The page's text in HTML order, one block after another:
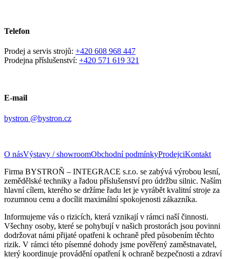
Telefon
Prodej a servis strojů: +420 608 968 447
Prodejna příslušenství: +420 571 619 321
E-mail
bystron @bystron.cz
O násVýstavy / showroomObchodní podmínkyProdejciKontakt
Firma BYSTROŇ – INTEGRACE s.r.o. se zabývá výrobou lesní,
zemědělské techniky a řadou příslušenství pro údržbu silnic. Naším
hlavní cílem, kterého se držíme řadu let je vyrábět kvalitní stroje za
rozumnou cenu a docílit maximální spokojenosti zákazníka.
Informujeme vás o rizicích, která vznikají v rámci naší činnosti.
Všechny osoby, které se pohybují v našich prostorách jsou povinni
dodržovat námi přijaté opatřeni k ochraně před působením těchto
rizik. V rámci této písemné dohody jsme pověřený zaměstnavatel,
který koordinuje provádění opatření k ochraně bezpečnosti a zdraví